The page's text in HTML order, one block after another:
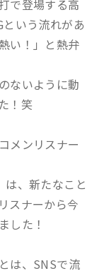
で登場する高
いう流れがあ
い！」と熱弁
ないように動
！笑
メンリスナー
、新たなこと
スナーから今
した！
は、SNSで流